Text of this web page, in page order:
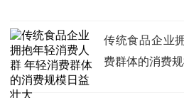
传统食品企业
费群体的消费